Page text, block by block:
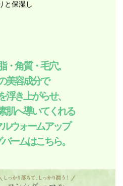
と保湿し
・角質・毛穴。
美容成分で
浮き上がらせ、
肌へ導いてくれる
ウォームアップ
ームはこちら。